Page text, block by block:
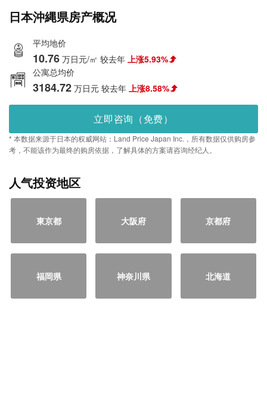
日本沖縄県房产概况
平均地价
10.76 万日元/㎡ 较去年 上涨5.93%
公寓总均价
3184.72 万日元 较去年 上涨8.58%
立即咨询（免费）
* 本数据来源于日本的权威网站：Land Price Japan Inc.，所有数据仅供购房参
考，不能该作为最终的购房依据，了解具体的方案请咨询经纪人。
人气投资地区
東京都 大阪府 京都府
福岡県 神奈川県 北海道